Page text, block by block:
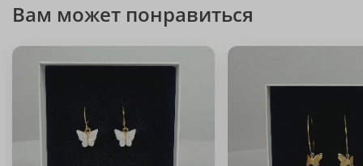
Вам может понравиться